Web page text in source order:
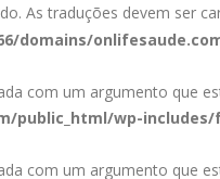
As traduções devem ser
domains/
com um argumento que
public_html/wp-
com um argumento que